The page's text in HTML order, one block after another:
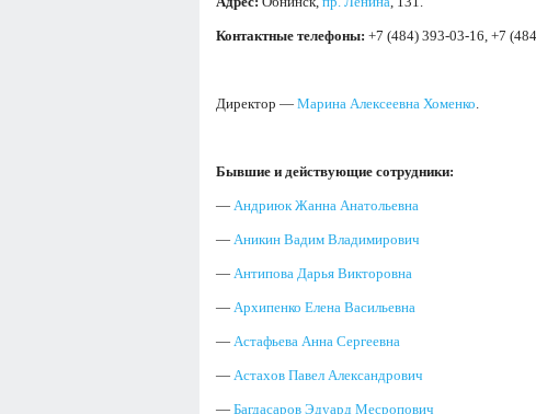
Контактные телефоны: +7 (484) 393-03-16, +7
Директор — Марина Алексеевна Хоменко.
Бывшие и действующие сотрудники:
— Андриюк Жанна Анатольевна
— Аникин Вадим Владимирович
— Антипова Дарья Викторовна
— Архипенко Елена Васильевна
— Астафьева Анна Сергеевна
— Астахов Павел Александрович
— Багдасаров Эдуард Месропович